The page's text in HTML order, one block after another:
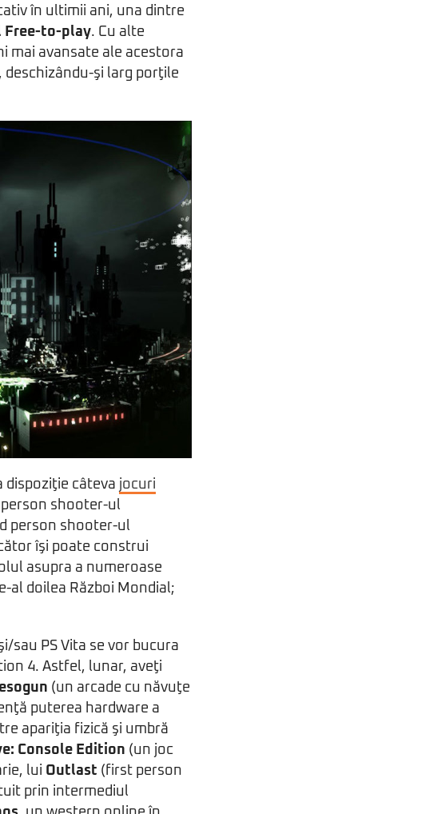
în ultimii ani, una dintre
Free-to-play. Cu alte
mai avansate ale acestora
şi larg porţile
dispoziţie câteva jocuri
shooter-ul
person shooter-ul
îşi poate construi
asupra a numeroase
al doilea Război Mondial;
sau PS Vita se vor bucura
4. Astfel, lunar, aveţi
(un arcade cu năvuţe
puterea hardware a
apariţia fizică şi umbră
Console Edition (un joc
lui Outlast (first person
prin intermediul